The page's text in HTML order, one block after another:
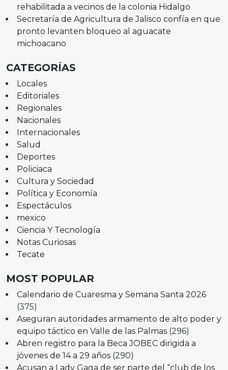
rehabilitada a vecinos de la colonia Hidalgo
Secretaría de Agricultura de Jalisco confía en que
pronto levanten bloqueo al aguacate
michoacano
CATEGORÍAS
Locales
Editoriales
Regionales
Nacionales
Internacionales
Salud
Deportes
Policiaca
Cultura y Sociedad
Política y Economía
Espectáculos
mexico
Ciencia Y Tecnología
Notas Curiosas
Tecate
MOST POPULAR
Calendario de Cuaresma y Semana Santa 2026
(375)
Aseguran autoridades armamento de alto poder y
equipo táctico en Valle de las Palmas (296)
Abren registro para la Beca JOBEC dirigida a
jóvenes de 14 a 29 años (290)
Acusan a Lady Gaga de ser parte del “club de los